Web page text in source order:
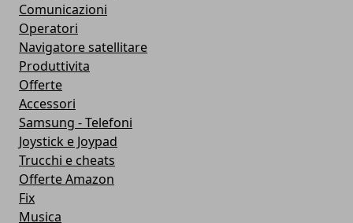
Comunicazioni
Operatori
Navigatore satellitare
Produttivita
Offerte
Accessori
Samsung - Telefoni
Joystick e Joypad
Trucchi e cheats
Offerte Amazon
Fix
Musica